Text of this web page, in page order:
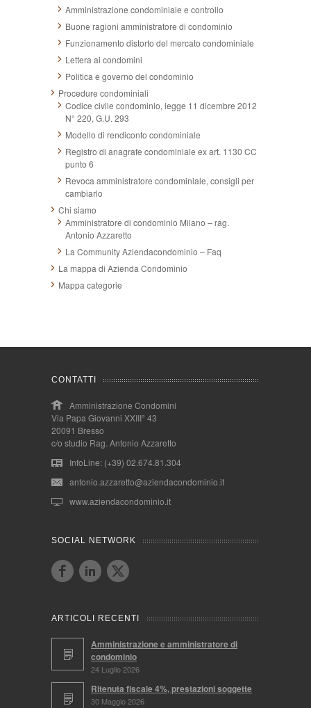
Amministrazione condominiale e controllo
Buone ragioni amministratore di condominio
Funzionamento distorto del mercato condominiale
Lettera ai condomini
Politica e governo del condominio
Procedure condominiali
Codice civile condominio, legge 11 dicembre 2012
N° 220, G.U. 293
Modello di rendiconto condominiale
Registro di anagrafe condominiale ex art. 1130 CC
punto 6
Revoca amministratore condominiale, consigli per
cambiarlo
Chi siamo
Amministratore di condominio Milano – rag.
Antonio Azzaretto
La Community Aziendacondominio – Faq
La mappa di Azienda Condominio
Mappa categorie
CONTATTI
Amministrazione Condomini
Via Papa Giovanni XXIII° 43
20091 Bresso
c/o studio Rag. Antonio Azzaretto
InfoLine: (+39) 02.674.81.304
antonio.azzaretto@aziendacondominio.it
www.aziendacondominio.it
SOCIAL NETWORK
ARTICOLI RECENTI
Amministrazione e amministratore di
condominio
24 Luglio 2026
Ritenuta fiscale 4%, prestazioni soggette
30 Maggio 2026